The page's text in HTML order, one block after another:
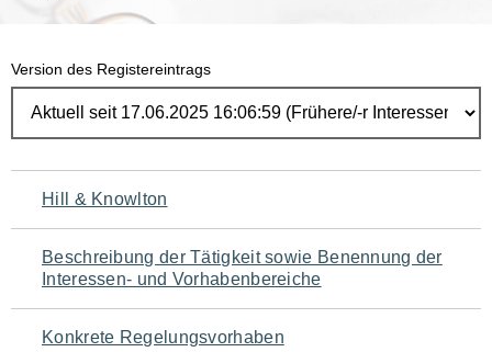
Version des Registereintrags
Navigation
für
den
Seiteninhalt
Hill & Knowlton
Beschreibung der Tätigkeit sowie Benennung der
Interessen- und Vorhabenbereiche
Konkrete Regelungsvorhaben